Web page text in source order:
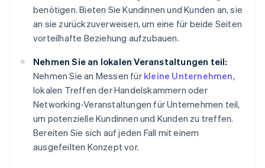
benötigen. Bieten Sie Kundinnen und Kunden an, sie
an sie zurückzuverweisen, um eine für beide Seiten
vorteilhafte Beziehung aufzubauen.
Nehmen Sie an lokalen Veranstaltungen teil:
Nehmen Sie an Messen für kleine Unternehmen,
lokalen Treffen der Handelskammern oder
Networking-Veranstaltungen für Unternehmen teil,
um potenzielle Kundinnen und Kunden zu treffen.
Bereiten Sie sich auf jeden Fall mit einem
ausgefeilten Konzept vor.